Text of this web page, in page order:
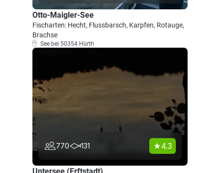
Otto-Maigler-See
Fischarten: Hecht, Flussbarsch, Karpfen, Rotauge,
Brachse
See bei 50354 Hürth
770 131 4.3